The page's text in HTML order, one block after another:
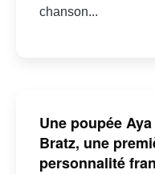
chanson...
Une poupée
Bratz, une
personnalité